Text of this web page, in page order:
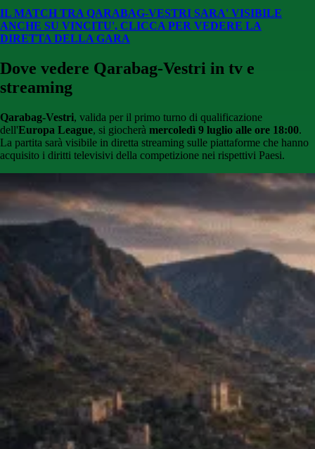
IL MATCH TRA QARABAG-VESTRI SARA' VISIBILE
ANCHE SU VINCITU', CLICCA PER VEDERE LA
DIRETTA DELLA GARA
Dove vedere Qarabag-Vestri in tv e
streaming
Qarabag-Vestri, valida per il primo turno di qualificazione
dell'Europa League, si giocherà mercoledì 9 luglio alle ore 18:00.
La partita sarà visibile in diretta streaming sulle piattaforme che hanno
acquisito i diritti televisivi della competizione nei rispettivi Paesi.